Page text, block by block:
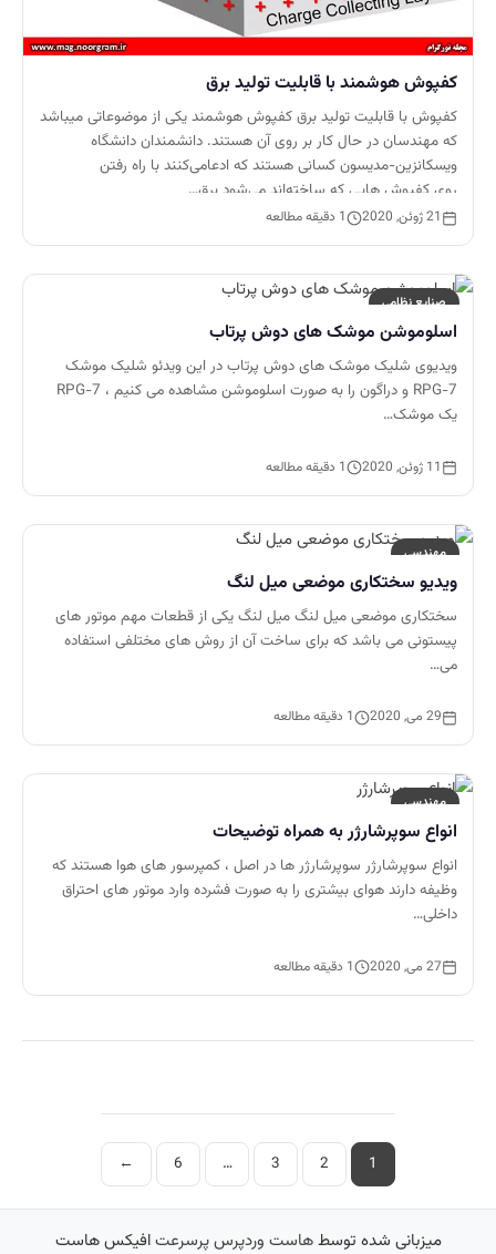
کفپوش هوشمند با قابلیت تولید برق
کفپوش با قابلیت تولید برق کفپوش هوشمند یکی از موضوعاتی میباشد
که مهندسان در حال کار بر روی آن هستند. دانشمندان دانشگاه
ویسکانزین-مدیسون کسانی هستند که ادعامی‌کنند با راه رفتن
روی کفپوش هایی که ساخته‌اند می‌شود برق…
21 ژوئن, 2020 1 دقیقه مطالعه
صنایع نظامی
اسلوموشن موشک های دوش پرتاب
ویدیوی شلیک موشک های دوش پرتاب در این ویدئو شلیک موشک
RPG-7 و دراگون را به صورت اسلوموشن مشاهده می کنیم ، RPG-7
یک موشک…
11 ژوئن, 2020 1 دقیقه مطالعه
مهندسی
ویدیو سختکاری موضعی میل لنگ
سختکاری موضعی میل لنگ میل لنگ یکی از قطعات مهم موتور های
پیستونی می باشد که برای ساخت آن از روش های مختلفی استفاده
می…
29 می, 2020 1 دقیقه مطالعه
مهندسی
انواع سوپرشارژر به همراه توضیحات
انواع سوپرشارژر سوپرشارژر ها در اصل ، کمپرسور های هوا هستند که
وظیفه دارند هوای بیشتری را به صورت فشرده وارد موتور های احتراق
داخلی…
27 می, 2020 1 دقیقه مطالعه
صفحه‌بندی
نوشته‌ها
1
2
3
…
6
←
میزبانی شده توسطهاست وردپرس پرسرعتافیکس هاست